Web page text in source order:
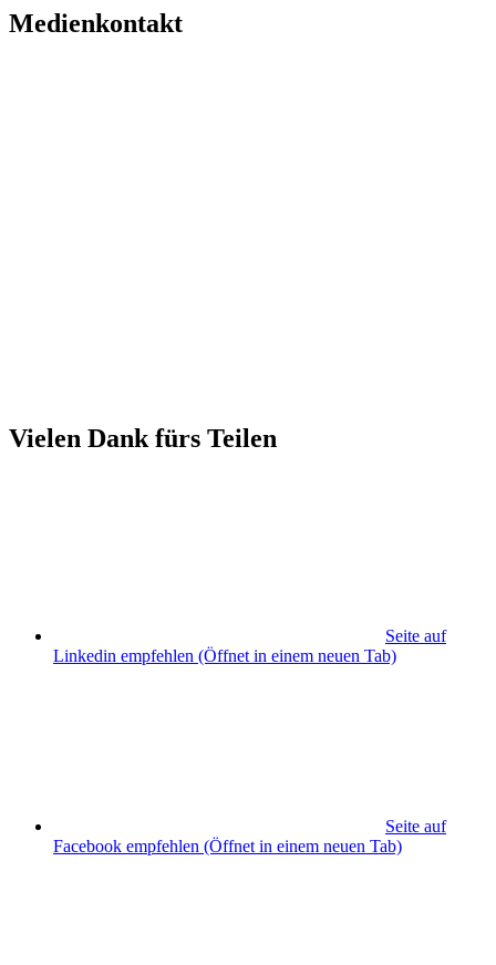
Medienkontakt
Vielen Dank fürs Teilen
Seite auf
Linkedin empfehlen (Öffnet in einem neuen Tab)
Seite auf
Facebook empfehlen (Öffnet in einem neuen Tab)